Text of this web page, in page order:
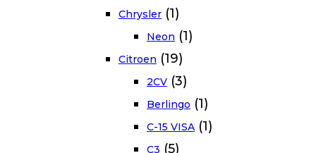
Chrysler (1)
Neon (1)
Citroen (19)
2CV (3)
Berlingo (1)
C-15 VISA (1)
C3 (5)